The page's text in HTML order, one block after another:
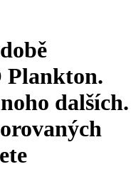
Plankton.
dalších.